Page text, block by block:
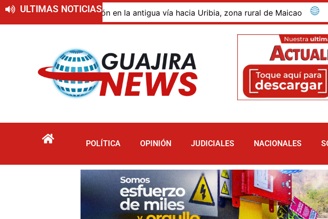
ULTIMAS NOTICIAS
de descomposición en la antigua vía hacia Uribia, zona rural de Maicao
POLÍTICA OPINIÓN JUDICIALES NACIONALES